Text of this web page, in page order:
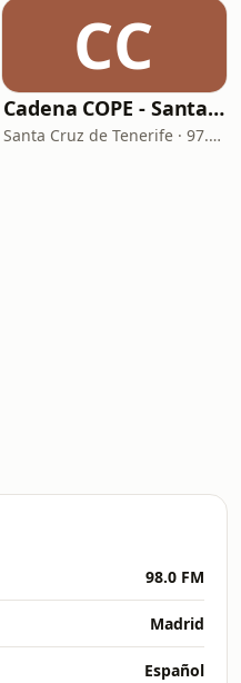
CC
Cadena COPE - Santa Cruz de Tenerife
Santa Cruz de Tenerife · 97.1 FM - 882 AM
98.0 FM
Madrid
Español